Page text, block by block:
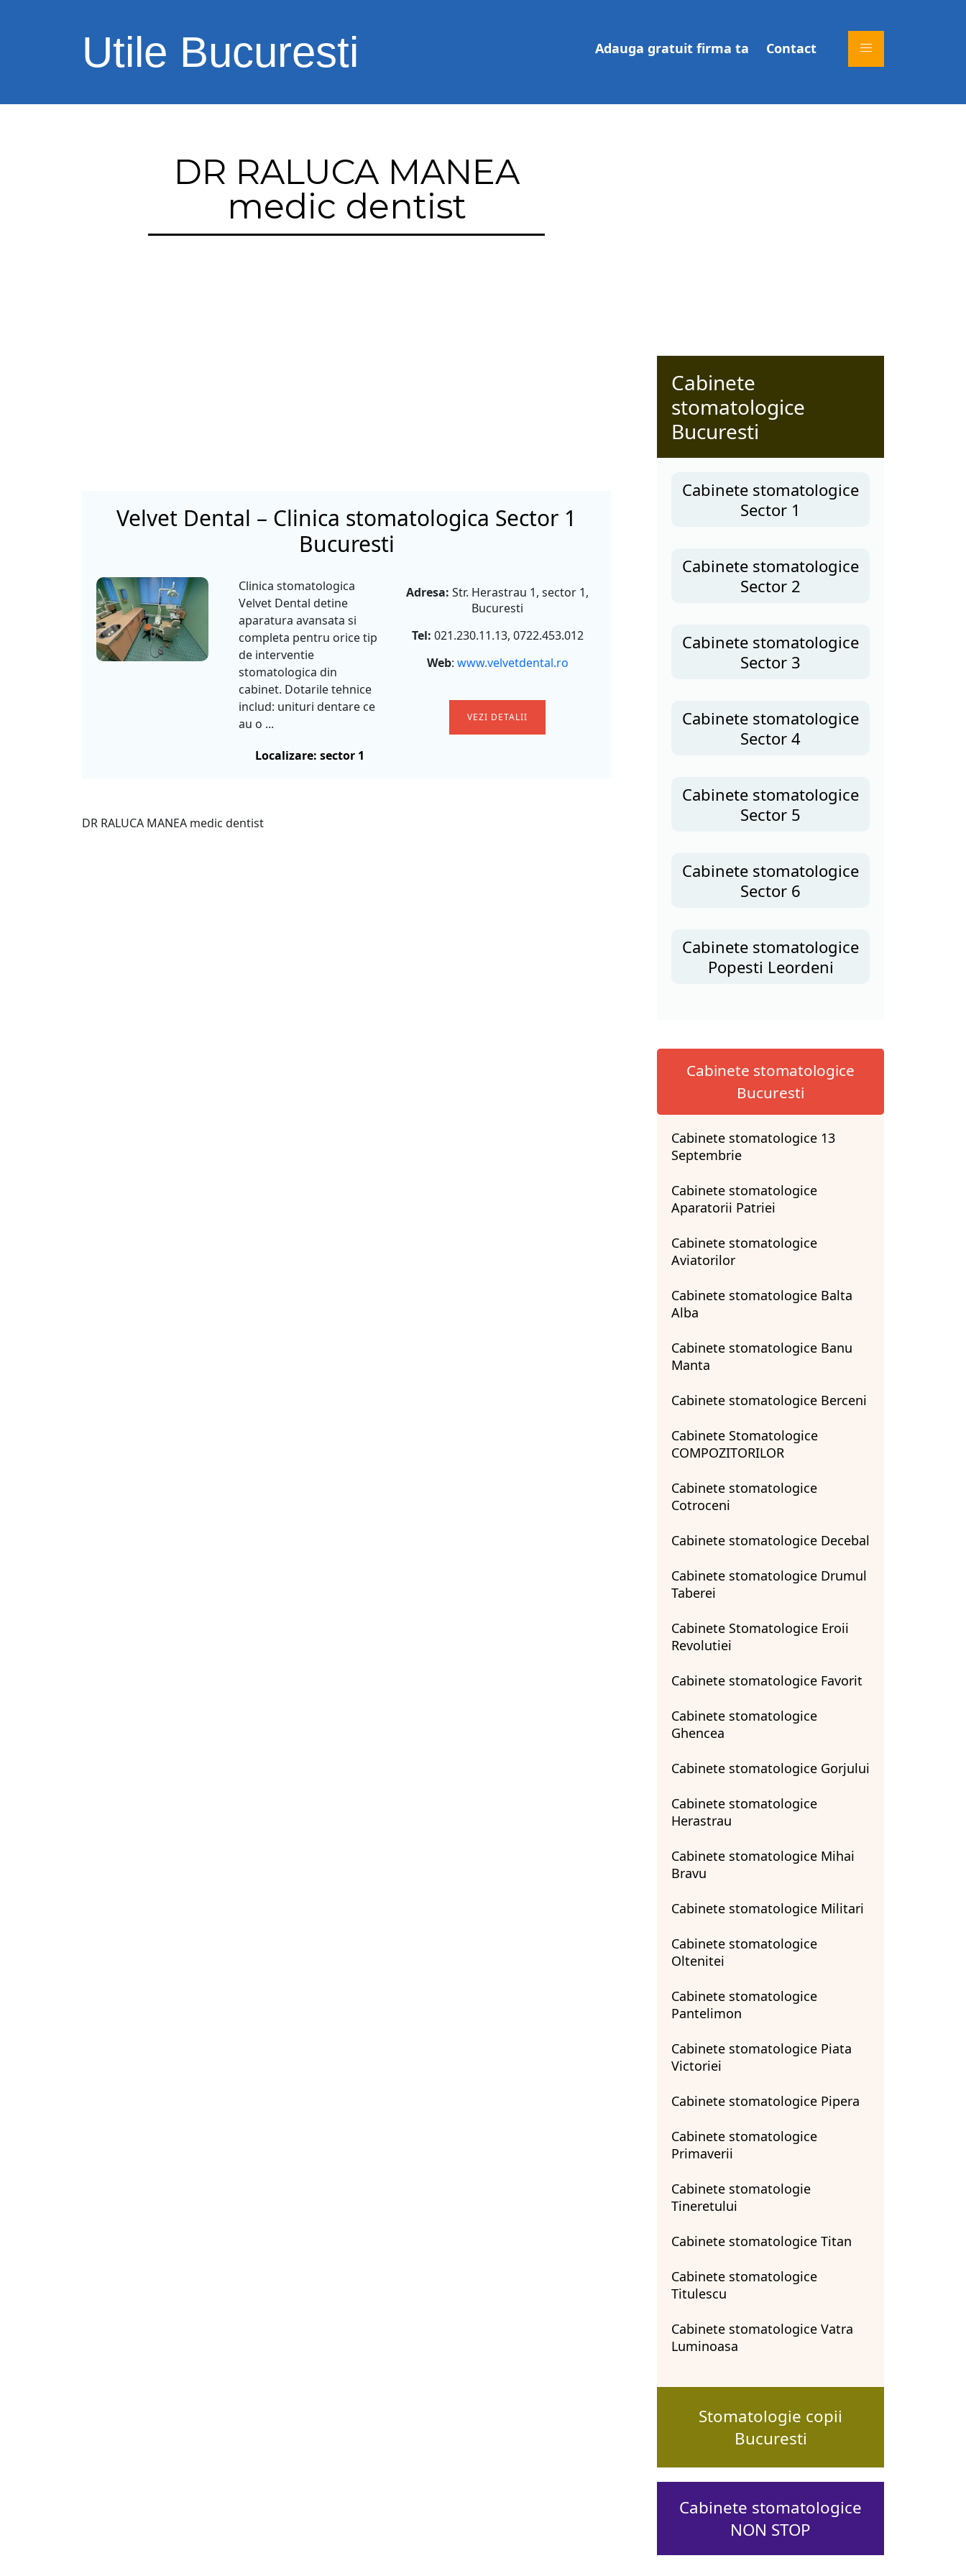
Utile Bucuresti Adauga gratuit firma ta Contact
DR RALUCA MANEA
medic dentist
Velvet Dental – Clinica stomatologica Sector 1
Bucuresti
Clinica stomatologica
Velvet Dental detine
aparatura avansata si
completa pentru orice tip
de interventie
stomatologica din
cabinet. Dotarile tehnice
includ: unituri dentare ce
au o ...
Localizare: sector 1
Adresa: Str. Herastrau 1, sector 1,
Bucuresti
Tel: 021.230.11.13, 0722.453.012
Web: www.velvetdental.ro
VEZI DETALII
DR RALUCA MANEA medic dentist
Cabinete
stomatologice
Bucuresti
Cabinete stomatologice
Sector 1
Cabinete stomatologice
Sector 2
Cabinete stomatologice
Sector 3
Cabinete stomatologice
Sector 4
Cabinete stomatologice
Sector 5
Cabinete stomatologice
Sector 6
Cabinete stomatologice
Popesti Leordeni
Cabinete stomatologice
Bucuresti
Cabinete stomatologice 13
Septembrie
Cabinete stomatologice
Aparatorii Patriei
Cabinete stomatologice
Aviatorilor
Cabinete stomatologice Balta
Alba
Cabinete stomatologice Banu
Manta
Cabinete stomatologice Berceni
Cabinete Stomatologice
COMPOZITORILOR
Cabinete stomatologice
Cotroceni
Cabinete stomatologice Decebal
Cabinete stomatologice Drumul
Taberei
Cabinete Stomatologice Eroii
Revolutiei
Cabinete stomatologice Favorit
Cabinete stomatologice
Ghencea
Cabinete stomatologice Gorjului
Cabinete stomatologice
Herastrau
Cabinete stomatologice Mihai
Bravu
Cabinete stomatologice Militari
Cabinete stomatologice
Oltenitei
Cabinete stomatologice
Pantelimon
Cabinete stomatologice Piata
Victoriei
Cabinete stomatologice Pipera
Cabinete stomatologice
Primaverii
Cabinete stomatologie
Tineretului
Cabinete stomatologice Titan
Cabinete stomatologice
Titulescu
Cabinete stomatologice Vatra
Luminoasa
Stomatologie copii
Bucuresti
Cabinete stomatologice
NON STOP